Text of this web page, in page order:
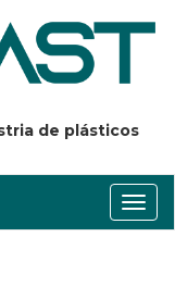
de plásticos